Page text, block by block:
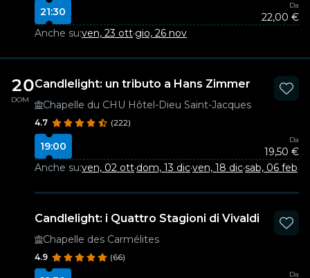
21:30
Da
22,00 €
Anche su:ven, 23 ott·gio, 26 nov
20
DOM
Candlelight: un tributo a Hans Zimmer
Chapelle du CHU Hôtel-Dieu Saint-Jacques
4.7 (222)
19:00
Da
19,50 €
Anche su:ven, 02 ott·dom, 13 dic·ven, 18 dic·sab, 06 feb
Candlelight: i Quattro Stagioni di Vivaldi
Chapelle des Carmélites
4.9 (66)
Da